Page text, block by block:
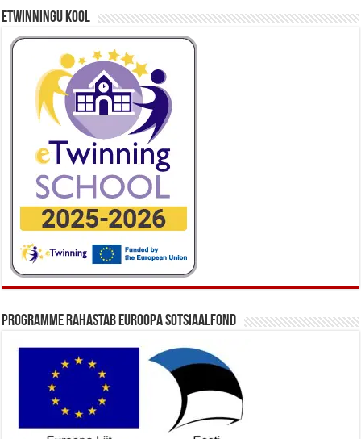
eTwinningu kool
Programme rahastab Euroopa Sotsiaalfond